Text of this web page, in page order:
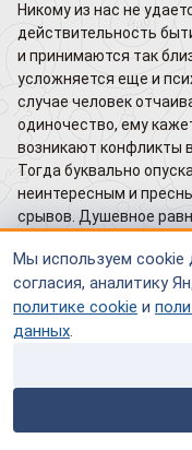
Мы используем cookie
согласия, аналитику
политике cookie и
данных.
home
Никому из нас не
действительность
и принимаются так
усложняется еще и
случае человек
одиночество, ему
возникают конфликты
Тогда буквально
неинтересным и
срывов. Душевное
обратиться к
психологии.
десятков лет
проблемами.
им справиться со
себя, опять стать